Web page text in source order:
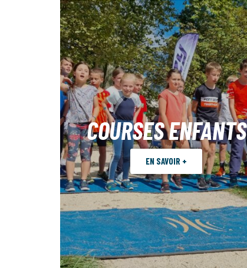
COURSES ENFANTS
EN SAVOIR +